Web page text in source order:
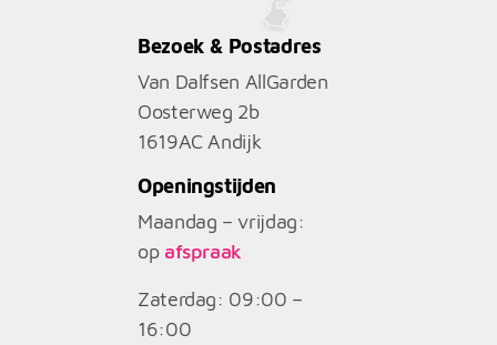
Bezoek & Postadres
Van Dalfsen AllGarden
Oosterweg 2b
1619AC Andijk
Openingstijden
Maandag – vrijdag:
op afspraak
Zaterdag: 09:00 –
16:00